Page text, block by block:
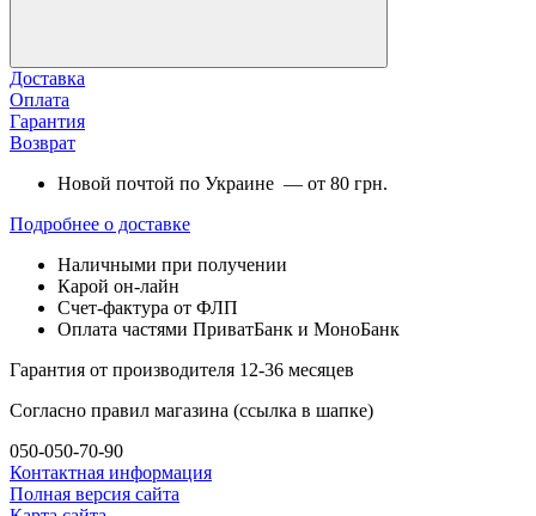
Доставка
Оплата
Гарантия
Возврат
Новой почтой по Украине — от 80 грн.
Подробнее о доставке
Наличными при получении
Карой он-лайн
Счет-фактура от ФЛП
Оплата частями ПриватБанк и МоноБанк
Гарантия от производителя 12-36 месяцев
Согласно правил магазина (ссылка в шапке)
050-050-70-90
Контактная информация
Полная версия сайта